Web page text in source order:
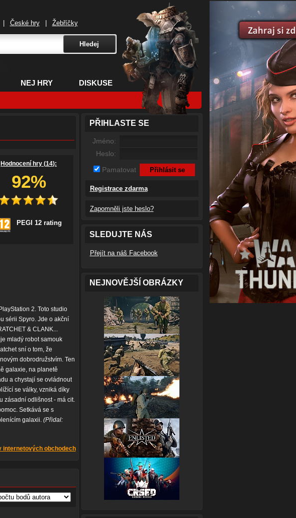
České hry Žebříčky
NEJ HRY DISKUSE
Hodnocení hry (14):
92%
PEGI 12 rating
2. Toto studio
sérii Spyro. Jde o akční
& CLANK...
mladý robot samouk
sní o tom, že
dobrodružstvím. Ten
galaxie, na planetě
a chystají se ovládnout
se války, vzniká díky
zásadní odlišnost - má cit.
Setkává se s
galaxii.(Přidal:
internetových obchodech
PŘIHLASTE SE
Jméno:
Heslo:
Pamatovat
Registrace zdarma
Zapomněli jste heslo?
SLEDUJTE NÁS
Přejít na náš Facebook
NEJNOVĚJŠÍ OBRÁZKY